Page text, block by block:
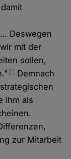
Deswegen
mit der
sollen,
21 Demnach
ihm als
zur Mitarbeit